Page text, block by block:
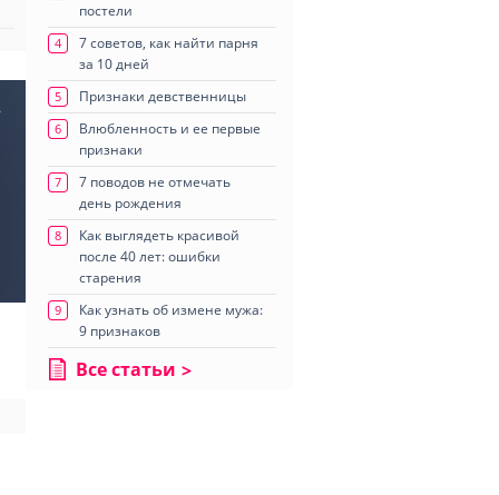
постели
4
7 советов, как найти парня
за 10 дней
5 Признаки девственницы
6
Влюбленность и ее первые
признаки
7
7 поводов не отмечать
день рождения
8
Как выглядеть красивой
после 40 лет: ошибки
старения
9
Как узнать об измене мужа:
9 признаков
Все статьи